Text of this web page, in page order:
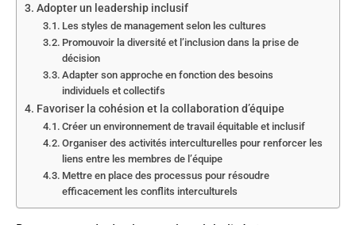
Adopter un leadership inclusif
Les styles de management selon les cultures
Promouvoir la diversité et l’inclusion dans la prise de
décision
Adapter son approche en fonction des besoins
individuels et collectifs
Favoriser la cohésion et la collaboration d’équipe
Créer un environnement de travail équitable et inclusif
Organiser des activités interculturelles pour renforcer les
liens entre les membres de l’équipe
Mettre en place des processus pour résoudre
efficacement les conflits interculturels